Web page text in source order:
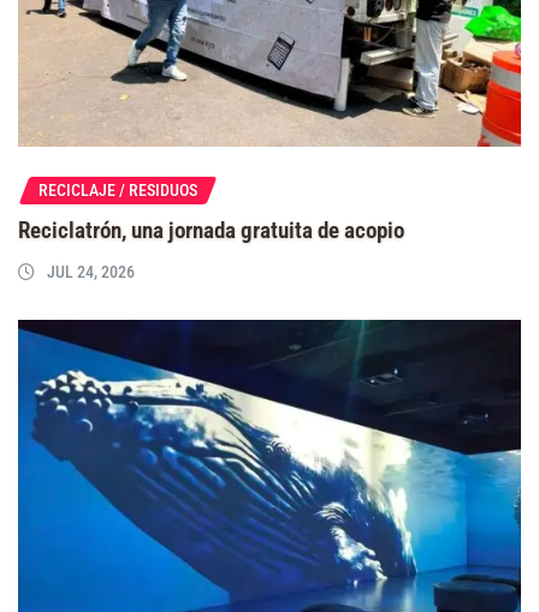
RECICLAJE / RESIDUOS
Reciclatrón, una jornada gratuita de acopio
JUL 24, 2026